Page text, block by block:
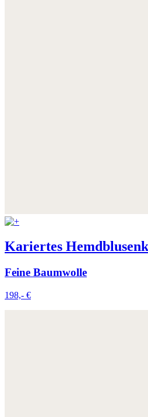
Kariertes
Feine Baumwolle
198,- €